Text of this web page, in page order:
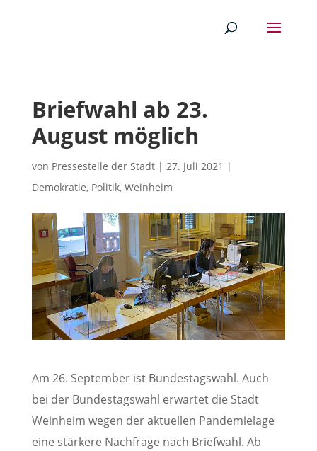
Briefwahl ab 23.
August möglich
von Pressestelle der Stadt| 27. Juli 2021 |
Demokratie, Politik, Weinheim
Am 26. September ist Bundestagswahl. Auch
bei der Bundestagswahl erwartet die Stadt
Weinheim wegen der aktuellen Pandemielage
eine stärkere Nachfrage nach Briefwahl. Ab